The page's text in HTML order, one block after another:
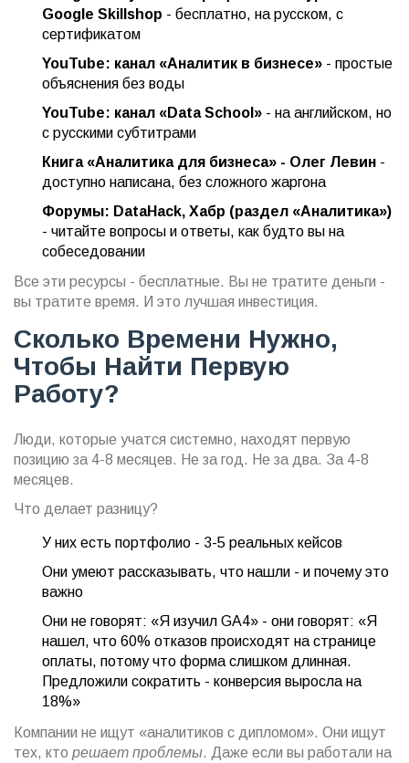
Google Skillshop - бесплатно, на русском, с
сертификатом
YouTube: канал «Аналитик в бизнесе» - простые
объяснения без воды
YouTube: канал «Data School» - на английском, но
с русскими субтитрами
Книга «Аналитика для бизнеса» - Олег Левин -
доступно написана, без сложного жаргона
Форумы: DataHack, Хабр (раздел «Аналитика»)
- читайте вопросы и ответы, как будто вы на
собеседовании
Все эти ресурсы - бесплатные. Вы не тратите деньги -
вы тратите время. И это лучшая инвестиция.
Сколько Времени Нужно,
Чтобы Найти Первую
Работу?
Люди, которые учатся системно, находят первую
позицию за 4-8 месяцев. Не за год. Не за два. За 4-8
месяцев.
Что делает разницу?
У них есть портфолио - 3-5 реальных кейсов
Они умеют рассказывать, что нашли - и почему это
важно
Они не говорят: «Я изучил GA4» - они говорят: «Я
нашел, что 60% отказов происходят на странице
оплаты, потому что форма слишком длинная.
Предложили сократить - конверсия выросла на
18%»
Компании не ищут «аналитиков с дипломом». Они ищут
тех, кто решает проблемы. Даже если вы работали на